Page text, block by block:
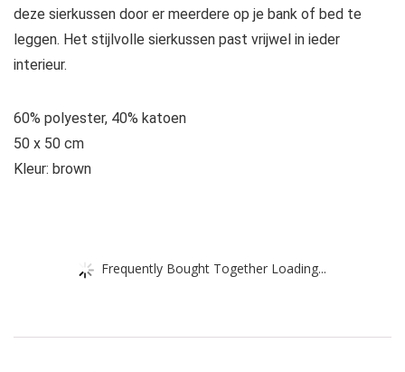
deze sierkussen door er meerdere op je bank of bed te
leggen. Het stijlvolle sierkussen past vrijwel in ieder
interieur.
60% polyester, 40% katoen
50 x 50 cm
Kleur: brown
Frequently Bought Together Loading...